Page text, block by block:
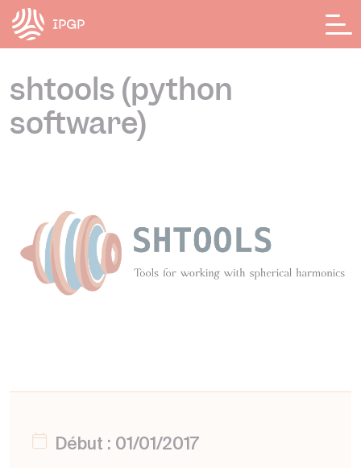
shtools (python
software)
Début : 01/01/2017
Panneau de gestion des cookies